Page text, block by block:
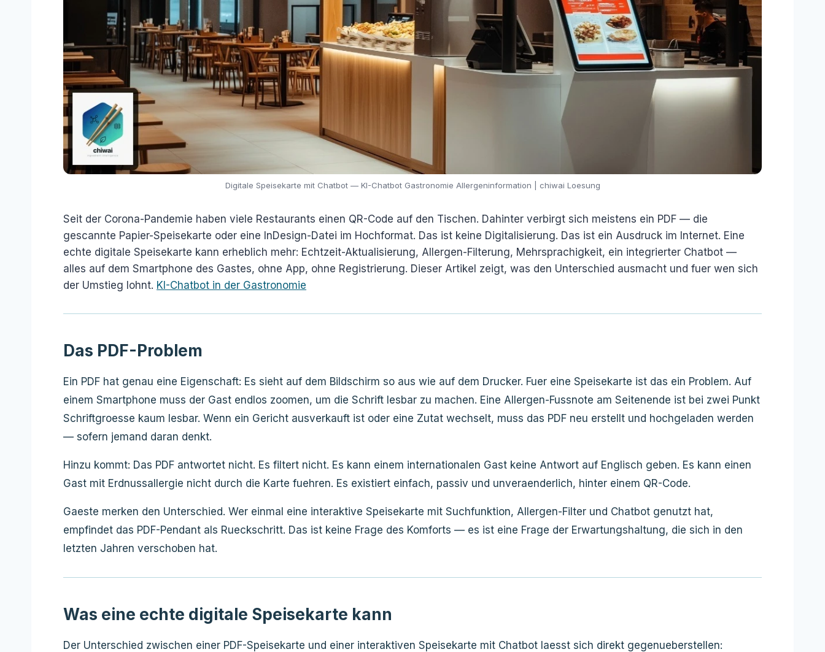
Digitale Speisekarte mit Chatbot — KI-Chatbot Gastronomie Allergeninformation | chiwai Loesung
Seit der Corona-Pandemie haben viele Restaurants einen QR-Code auf den Tischen. Dahinter verbirgt sich meistens ein PDF — die
gescannte Papier-Speisekarte oder eine InDesign-Datei im Hochformat. Das ist keine Digitalisierung. Das ist ein Ausdruck im Internet. Eine
echte digitale Speisekarte kann erheblich mehr: Echtzeit-Aktualisierung, Allergen-Filterung, Mehrsprachigkeit, ein integrierter Chatbot —
alles auf dem Smartphone des Gastes, ohne App, ohne Registrierung. Dieser Artikel zeigt, was den Unterschied ausmacht und fuer wen sich
der Umstieg lohnt. KI-Chatbot in der Gastronomie
Das PDF-Problem
Ein PDF hat genau eine Eigenschaft: Es sieht auf dem Bildschirm so aus wie auf dem Drucker. Fuer eine Speisekarte ist das ein Problem. Auf
einem Smartphone muss der Gast endlos zoomen, um die Schrift lesbar zu machen. Eine Allergen-Fussnote am Seitenende ist bei zwei Punkt
Schriftgroesse kaum lesbar. Wenn ein Gericht ausverkauft ist oder eine Zutat wechselt, muss das PDF neu erstellt und hochgeladen werden
— sofern jemand daran denkt.
Hinzu kommt: Das PDF antwortet nicht. Es filtert nicht. Es kann einem internationalen Gast keine Antwort auf Englisch geben. Es kann einen
Gast mit Erdnussallergie nicht durch die Karte fuehren. Es existiert einfach, passiv und unveraenderlich, hinter einem QR-Code.
Gaeste merken den Unterschied. Wer einmal eine interaktive Speisekarte mit Suchfunktion, Allergen-Filter und Chatbot genutzt hat,
empfindet das PDF-Pendant als Rueckschritt. Das ist keine Frage des Komforts — es ist eine Frage der Erwartungshaltung, die sich in den
letzten Jahren verschoben hat.
Was eine echte digitale Speisekarte kann
Der Unterschied zwischen einer PDF-Speisekarte und einer interaktiven Speisekarte mit Chatbot laesst sich direkt gegenueberstellen: